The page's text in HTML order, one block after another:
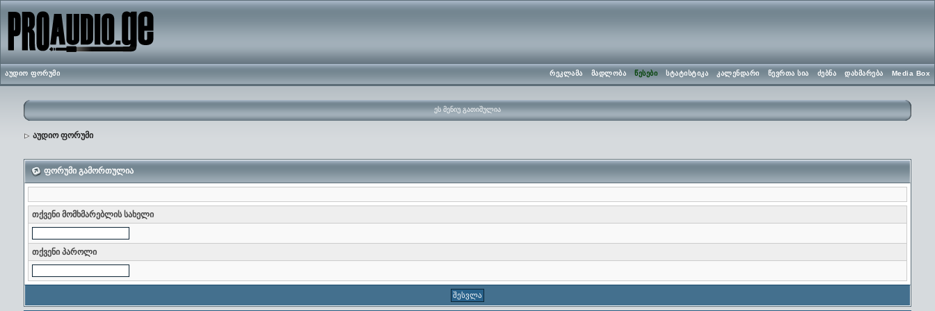
აუდიო ფორუმი Media Box
დახმარება
ძებნა
წევრთა სია
კალენდარი
სტატისტიკა
წესები
მადლობა
რეკლამა
ეს მენიუ გათიშულია
აუდიო ფორუმი
ფორუმი გამორთულია
თქვენი მომხმარებლის სახელი
თქვენი პაროლი